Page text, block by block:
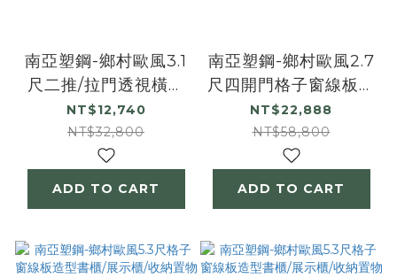
南亞塑鋼-鄉村歐風3.1
尺二推/拉門透視橫飾
條收納櫃/展示書櫃/置
物矮櫃
NT$12,740
NT$32,800
ADD TO CART
南亞塑鋼-鄉村歐風2.7
尺四開門格子窗線板造
型書櫃/展示櫃/收納置
物櫃
NT$22,888
NT$58,800
ADD TO CART